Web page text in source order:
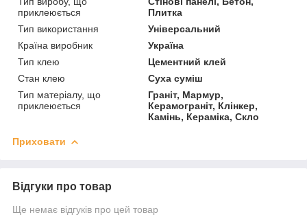
приклеюється
Плитка
Тип використання
Універсальний
Країна виробник
Україна
Тип клею
Цементний клей
Стан клею
Суха суміш
Тип матеріалу, що
приклеюється
Граніт, Мармур,
Керамограніт, Клінкер,
Камінь, Кераміка, Скло
Приховати
Відгуки про товар
Ще немає відгуків про цей товар